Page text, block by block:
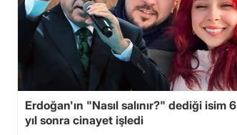
Erdoğan'ın "Nasıl salınır?" dediği isim 6
yıl sonra cinayet işledi